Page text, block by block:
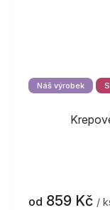
Náš výrobek
od 859 Kč /